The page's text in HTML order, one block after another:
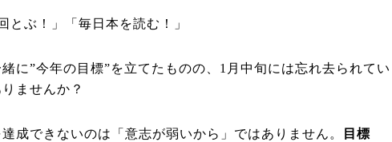
とぶ！」「毎日本を読む！」
に”今年の目標”を立てたものの、1月中旬には忘れ去られてい
ませんか？
成できないのは「意志が弱いから」ではありません。
目標